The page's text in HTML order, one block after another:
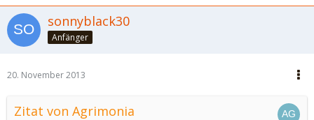
sonnyblack30
Anfänger
20. November 2013
Zitat von Agrimonia